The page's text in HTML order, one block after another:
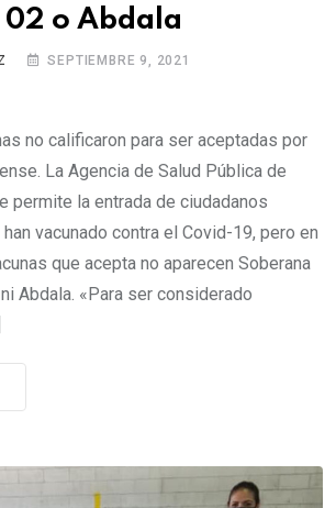
o Abdala
SEPTIEMBRE 9, 2021
no calificaron para ser aceptadas por
La Agencia de Salud Pública de
permite la entrada de ciudadanos
vacunado contra el Covid-19, pero en
que acepta no aparecen Soberana
Abdala. «Para ser considerado